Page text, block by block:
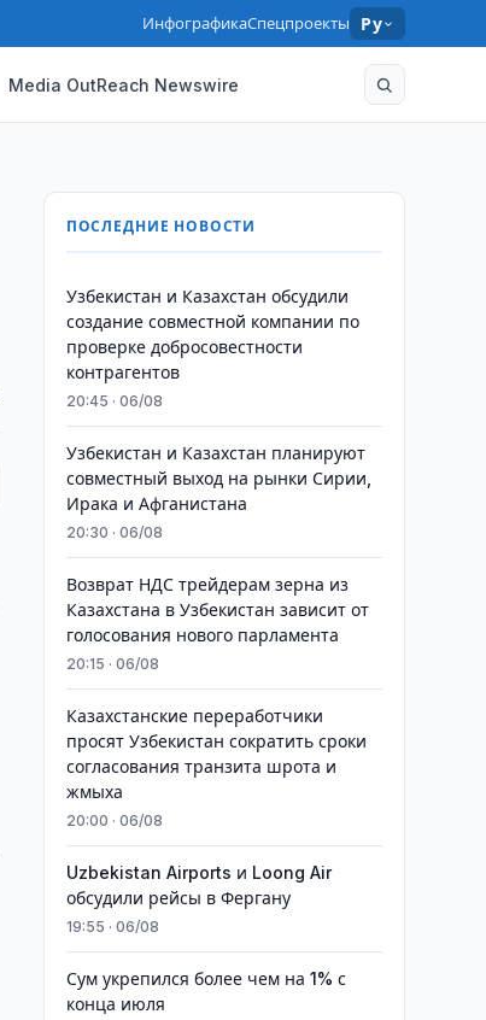
ИнфографикаСпецпроекты Ру
Media OutReach Newswire
ПОСЛЕДНИЕ НОВОСТИ
Узбекистан и Казахстан обсудили
создание совместной компании по
проверке добросовестности
контрагентов
20:45 · 06/08
Узбекистан и Казахстан планируют
совместный выход на рынки Сирии,
Ирака и Афганистана
20:30 · 06/08
Возврат НДС трейдерам зерна из
Казахстана в Узбекистан зависит от
голосования нового парламента
20:15 · 06/08
Казахстанские переработчики
просят Узбекистан сократить сроки
согласования транзита шрота и
жмыха
20:00 · 06/08
Uzbekistan Airports и Loong Air
обсудили рейсы в Фергану
19:55 · 06/08
Сум укрепился более чем на 1% с
конца июля